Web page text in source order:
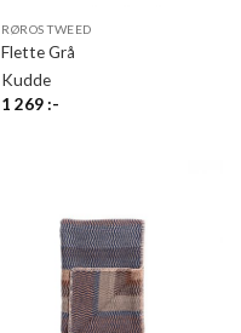
RØROS TWEED
Flette Grå
Kudde
1 269:-